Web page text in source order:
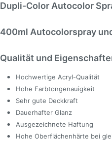
Dupli-Color Autocolor
400ml Autocolorspray
Qualität und
Hochwertige Acryl-Qualität
Hohe Farbtongenauigkeit
Sehr gute Deckkraft
Dauerhafter Glanz
Ausgezeichnete Haftung
Hohe Oberflächenhärte bei